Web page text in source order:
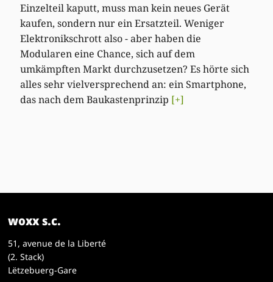
Einzelteil kaputt, muss man kein neues Gerät
kaufen, sondern nur ein Ersatzteil. Weniger
Elektronikschrott also - aber haben die
Modularen eine Chance, sich auf dem
umkämpften Markt durchzusetzen? Es hörte sich
alles sehr vielversprechend an: ein Smartphone,
das nach dem Baukastenprinzip [+]
woxx s.c.
51, avenue de la Liberté
(2. Stack)
Lëtzebuerg-Gare